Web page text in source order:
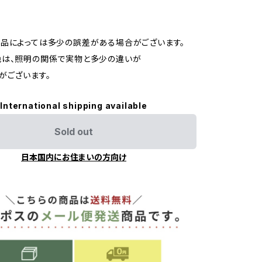
によっては多少の誤差がある場合がございます。
、照明の関係で実物と多少の違いが
ざいます。
International shipping available
Sold out
日本国内にお住まいの方向け